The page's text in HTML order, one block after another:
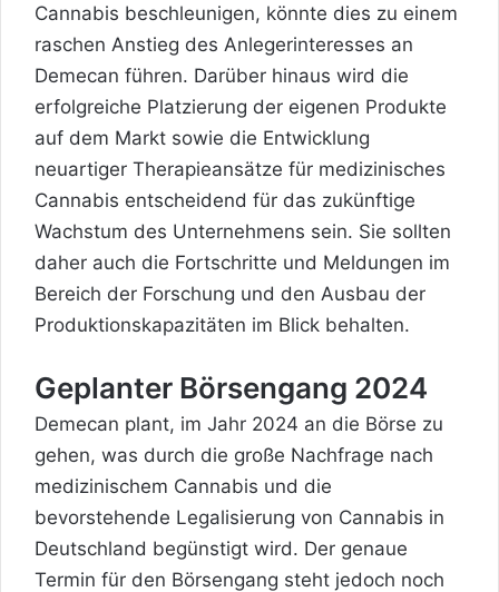
Cannabis beschleunigen, könnte dies zu einem
raschen Anstieg des Anlegerinteresses an
Demecan führen. Darüber hinaus wird die
erfolgreiche Platzierung der eigenen Produkte
auf dem Markt sowie die Entwicklung
neuartiger Therapieansätze für medizinisches
Cannabis entscheidend für das zukünftige
Wachstum des Unternehmens sein. Sie sollten
daher auch die Fortschritte und Meldungen im
Bereich der Forschung und den Ausbau der
Produktionskapazitäten im Blick behalten.
Geplanter Börsengang 2024
Demecan plant, im Jahr 2024 an die Börse zu
gehen, was durch die große Nachfrage nach
medizinischem Cannabis und die
bevorstehende Legalisierung von Cannabis in
Deutschland begünstigt wird. Der genaue
Termin für den Börsengang steht jedoch noch